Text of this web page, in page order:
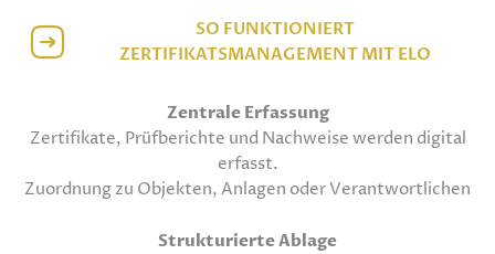
SO FUNKTIONIERT
ZERTIFIKATSMANAGEMENT MIT ELO
Zentrale Erfassung
Zertifikate, Prüfberichte und Nachweise werden digital
erfasst.
Zuordnung zu Objekten, Anlagen oder Verantwortlichen
Strukturierte Ablage